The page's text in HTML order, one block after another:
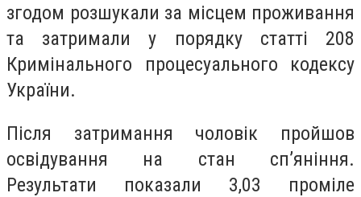
згодом розшукали за місцем проживання
та затримали у порядку статті 208
Кримінального процесуального кодексу
України.
Після затримання чоловік пройшов
освідування на стан сп’яніння.
Результати показали 3,03 проміле